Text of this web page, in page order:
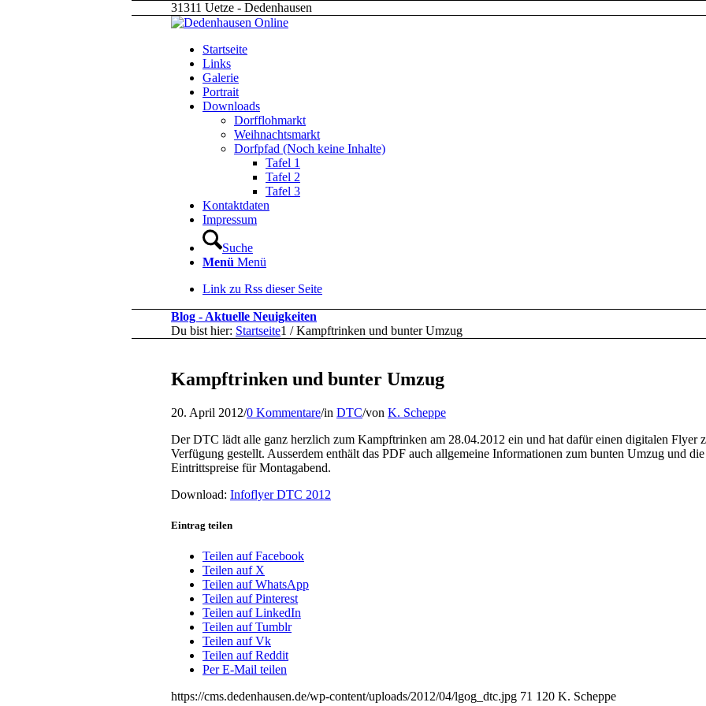
31311 Uetze - Dedenhausen
Startseite
Links
Galerie
Portrait
Downloads
Dorfflohmarkt
Weihnachtsmarkt
Dorfpfad (Noch keine Inhalte)
Tafel 1
Tafel 2
Tafel 3
Kontaktdaten
Impressum
Suche
Menü Menü
Link zu Rss dieser Seite
Blog - Aktuelle Neuigkeiten
Du bist hier: Startseite1 / Kampftrinken und bunter Umzug
Kampftrinken und bunter Umzug
20. April 2012/0 Kommentare/in DTC/von K. Scheppe
Der DTC lädt alle ganz herzlich zum Kampftrinken am 28.04.2012 ein und hat dafür einen digitalen Flyer
Verfügung gestellt. Ausserdem enthält das PDF auch allgemeine Informationen zum bunten Umzug und die
Eintrittspreise für Montagabend.
Download: Infoflyer DTC 2012
Eintrag teilen
Teilen auf Facebook
Teilen auf X
Teilen auf WhatsApp
Teilen auf Pinterest
Teilen auf LinkedIn
Teilen auf Tumblr
Teilen auf Vk
Teilen auf Reddit
Per E-Mail teilen
https://cms.dedenhausen.de/wp-content/uploads/2012/04/lgog_dtc.jpg 71 120 K. Scheppe